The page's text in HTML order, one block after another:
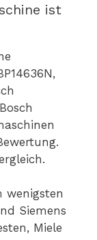
ist
wenigsten
Siemens
Miele